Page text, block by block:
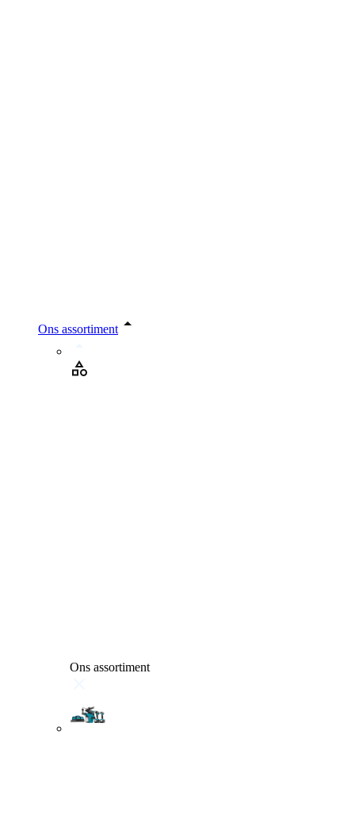
Ons assortiment
Ons assortiment